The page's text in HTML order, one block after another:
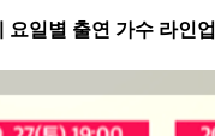
요일별 출연 가수 라인업